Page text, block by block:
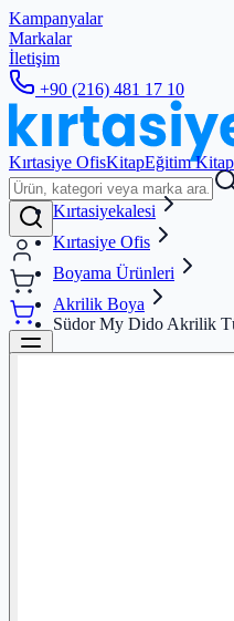
Kampanyalar
Markalar
İletişim
+90 (216) 481 17 10
Kırtasiye OfisKitapEğitim
Kırtasiyekalesi
Kırtasiye Ofis
Boyama Ürünleri
Akrilik Boya
Südor My Dido Akrilik